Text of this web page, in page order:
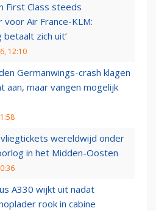
First Class steeds
voor Air France-KLM:
betaalt zich uit’
12:10
Germanwings-crash klagen
aan, maar vangen mogelijk
wereldwijd onder
in het Midden-Oosten
A330 wijkt uit nadat
rook in cabine